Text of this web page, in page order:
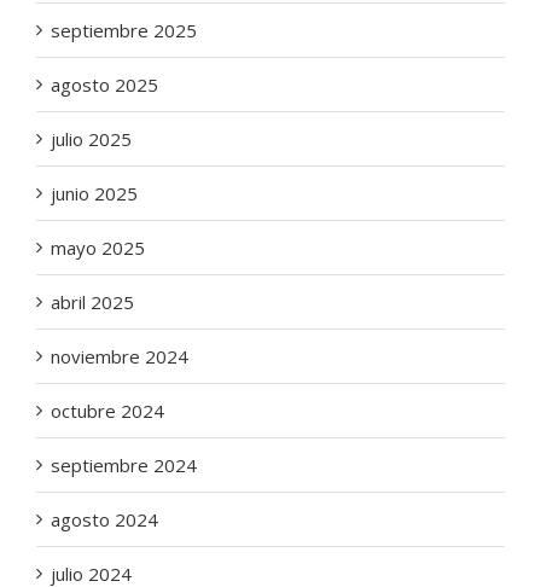
septiembre 2025
agosto 2025
julio 2025
junio 2025
mayo 2025
abril 2025
noviembre 2024
octubre 2024
septiembre 2024
agosto 2024
julio 2024